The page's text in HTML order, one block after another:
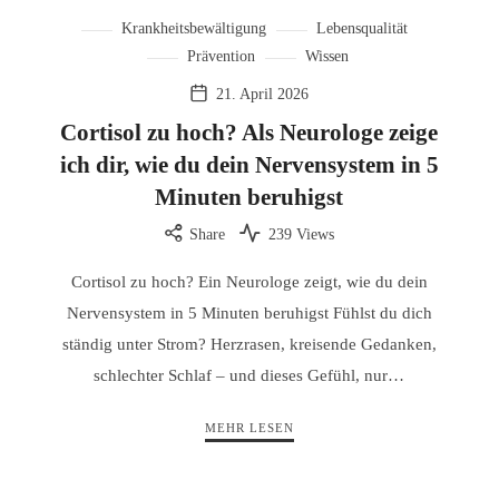
Krankheitsbewältigung
Lebensqualität
Prävention
Wissen
21. April 2026
Cortisol zu hoch? Als Neurologe zeige
ich dir, wie du dein Nervensystem in 5
Minuten beruhigst
Share 239 Views
Cortisol zu hoch? Ein Neurologe zeigt, wie du dein
Nervensystem in 5 Minuten beruhigst Fühlst du dich
ständig unter Strom? Herzrasen, kreisende Gedanken,
schlechter Schlaf – und dieses Gefühl, nur…
MEHR LESEN